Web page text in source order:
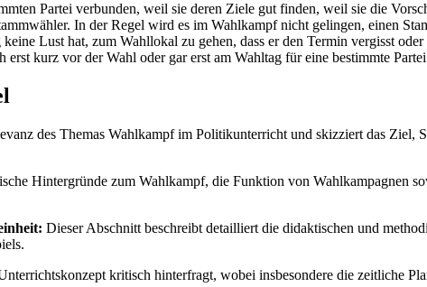
Partei verbunden, weil sie deren Ziele gut finden, weil sie die
In der Regel wird es im Wahlkampf nicht gelingen, einen
Lust hat, zum Wahllokal zu gehen, dass er den Termin vergisst
erst kurz vor der Wahl oder gar erst am Wahltag für eine bestimmte
des Themas Wahlkampf im Politikunterricht und skizziert das
Hintergründe zum Wahlkampf, die Funktion von Wahlkampagnen
Dieser Abschnitt beschreibt detailliert die didaktischen und
kritisch hinterfragt, wobei insbesondere die zeitliche